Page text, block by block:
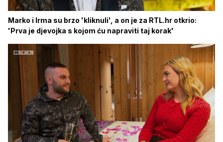
Marko i Irma su brzo 'kliknuli', a on je za RTL.hr otkrio:
'Prva je djevojka s kojom ću napraviti taj korak'